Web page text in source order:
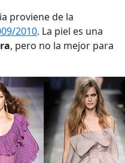
proviene de la
2010. La piel es una
, pero no la mejor para